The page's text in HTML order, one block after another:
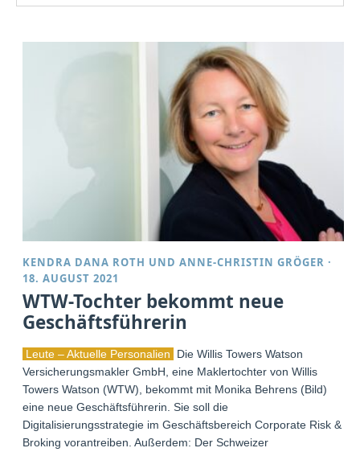
KENDRA DANA ROTH UNDANNE-CHRISTIN GRÖGER ·
18. AUGUST 2021
WTW-Tochter bekommt neue
Geschäftsführerin
Leute – Aktuelle Personalien
Die Willis Towers Watson
Versicherungsmakler GmbH, eine Maklertochter von Willis
Towers Watson (WTW), bekommt mit Monika Behrens (Bild)
eine neue Geschäftsführerin. Sie soll die
Digitalisierungsstrategie im Geschäftsbereich Corporate Risk &
Broking vorantreiben. Außerdem: Der Schweizer